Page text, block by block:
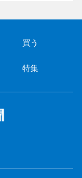
買う
特集